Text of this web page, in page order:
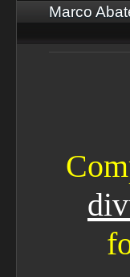
Marco